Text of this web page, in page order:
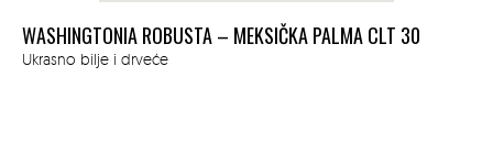
WASHINGTONIA ROBUSTA – MEKSIČKA PALMA CLT 30
Ukrasno bilje i drveće